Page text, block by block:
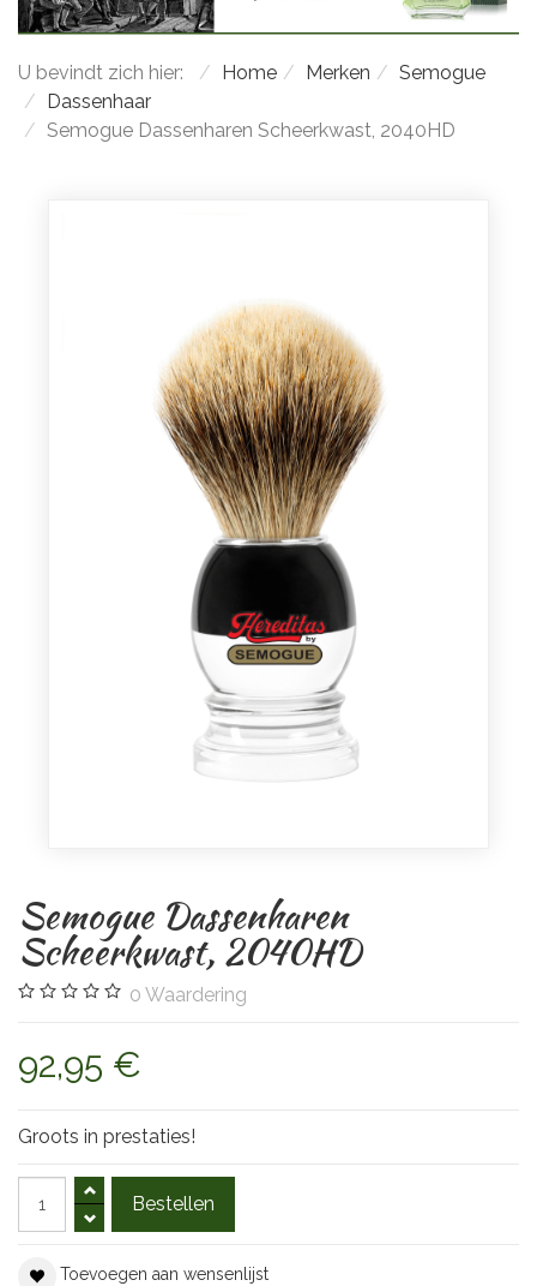
U bevindt zich hier: Home Merken
Semogue
Dassenhaar
Semogue Dassenharen Scheerkwast, 2040HD
Semogue Dassenharen
Scheerkwast, 2040HD
0 Waardering
92,95 €
Groots in prestaties!
Toevoegen aan wensenlijst